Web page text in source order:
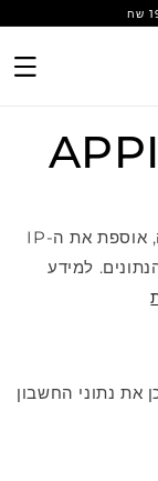
GDPR/CCPA/APPI/PIPEDA של אתר זה, אוספת את ה-IP
למידע
את נתוני החשבון